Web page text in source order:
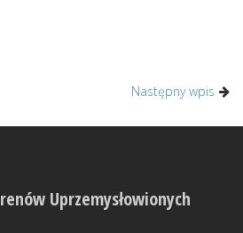
Następny wpis
Uprzemysłowionych